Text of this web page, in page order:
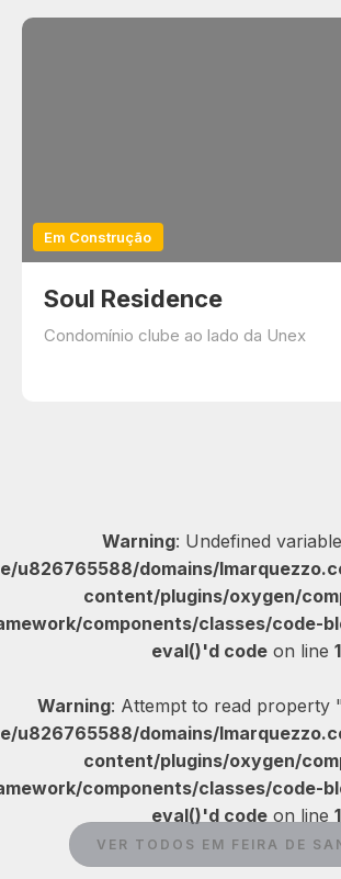
Em Construção
Soul Residence
Condomínio clube ao lado da Unex
Warning: Undefined
u826765588/domains/
content/plugins/oxygen/
components/classes/code-
eval()'d codeon line 1
Warning: Attempt to read property
u826765588/domains/
content/plugins/oxygen/
components/classes/code-
eval()'d codeon line 1
VER TODOS EM FEIRA DE